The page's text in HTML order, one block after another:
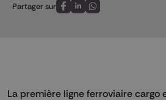
Partager sur
Partagez sur FaceBook
Partagez sur LinkedIn
Partagez sur
La première ligne ferroviaire cargo